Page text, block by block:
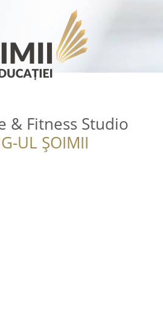
& Fitness Studio
UL ȘOIMII